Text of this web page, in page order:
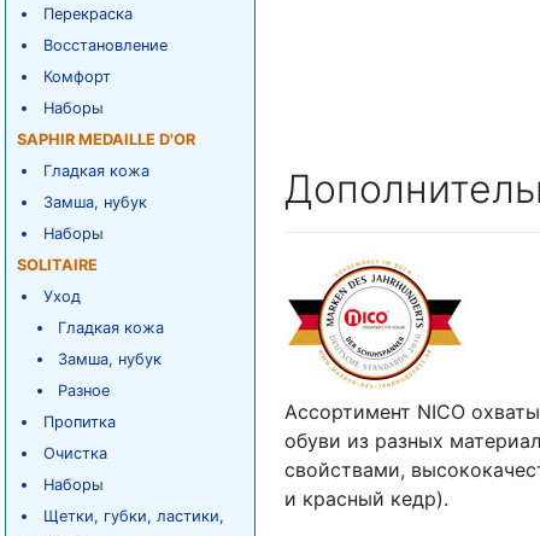
Перекраска
Восстановление
Комфорт
Наборы
SAPHIR MEDAILLE D'OR
Гладкая кожа
Замша, нубук
Наборы
SOLITAIRE
Уход
Гладкая кожа
Замша, нубук
Разное
Пропитка
Очистка
Наборы
Щетки, губки, ластики,
Ассортимент NICO
обуви из разных
свойствами,
и красный кедр).